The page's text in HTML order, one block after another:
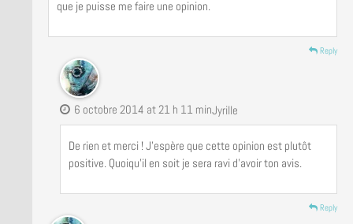
que je puisse me faire une opinion.
Reply
Jyrille
6 octobre 2014 at 21 h 11 min
De rien et merci ! J’espère que cette opinion est plutôt
positive. Quoiqu’il en soit je sera ravi d’avoir ton avis.
Reply